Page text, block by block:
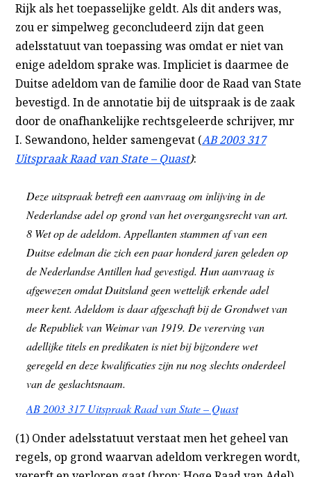
Rijk als het toepasselijke geldt. Als dit anders was,
zou er simpelweg geconcludeerd zijn dat geen
adelsstatuut van toepassing was omdat er niet van
enige adeldom sprake was. Impliciet is daarmee de
Duitse adeldom van de familie door de Raad van State
bevestigd. In de annotatie bij de uitspraak is de zaak
door de onafhankelijke rechtsgeleerde schrijver, mr
I. Sewandono, helder samengevat (AB 2003 317
Uitspraak Raad van State – Quast):
Deze uitspraak betreft een aanvraag om inlijving in de
Nederlandse adel op grond van het overgangsrecht van art.
8 Wet op de adeldom. Appellanten stammen af van een
Duitse edelman die zich een paar honderd jaren geleden op
de Nederlandse Antillen had gevestigd. Hun aanvraag is
afgewezen omdat Duitsland geen wettelijk erkende adel
meer kent. Adeldom is daar afgeschaft bij de Grondwet van
de Republiek van Weimar van 1919. De vererving van
adellijke titels en predikaten is niet bij bijzondere wet
geregeld en deze kwalificaties zijn nu nog slechts onderdeel
van de geslachtsnaam.
AB 2003 317 Uitspraak Raad van State – Quast
(1) Onder adelsstatuut verstaat men het geheel van
regels, op grond waarvan adeldom verkregen wordt,